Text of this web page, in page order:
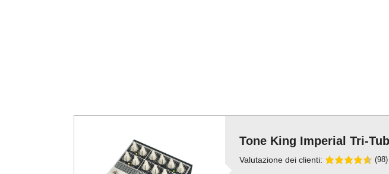
Tone King Imperial Tri-
Valutazione dei clienti: (98)